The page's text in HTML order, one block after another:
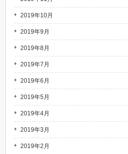
2019年10月
2019年9月
2019年8月
2019年7月
2019年6月
2019年5月
2019年4月
2019年3月
2019年2月